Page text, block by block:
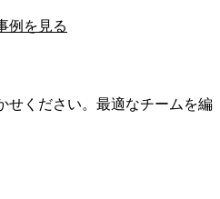
例を見る
せください。最適なチームを編